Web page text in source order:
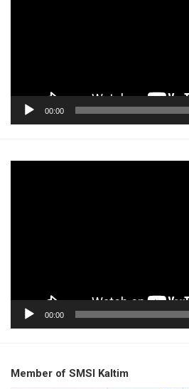
00:00
00:00
Member of SMSI Kaltim